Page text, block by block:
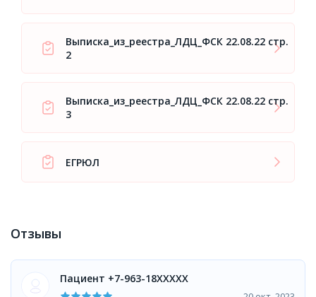
Выписка_из_реестра_ЛДЦ_ФСК 22.08.22 стр.
2
Выписка_из_реестра_ЛДЦ_ФСК 22.08.22 стр.
3
ЕГРЮЛ
Отзывы
Пациент +7-963-18XXXXX